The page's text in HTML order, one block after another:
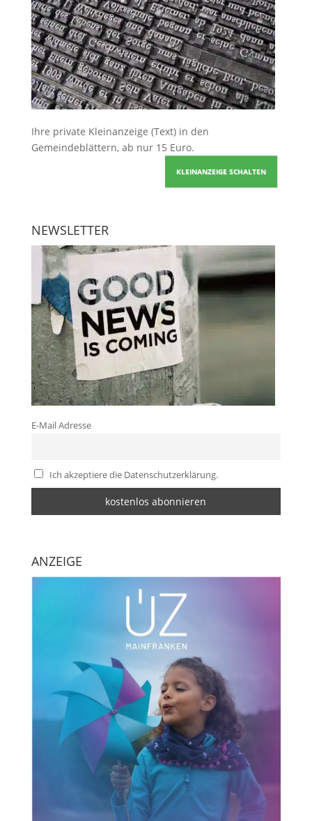
Ihre private Kleinanzeige (Text) in den
Gemeindeblättern, ab nur 15 Euro.
KLEINANZEIGE SCHALTEN
NEWSLETTER
E-Mail Adresse
Ich akzeptiere die Datenschutzerklärung.
ANZEIGE